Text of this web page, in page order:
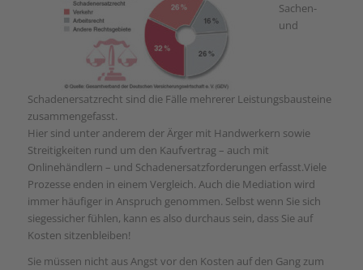
Sachen-
und
Schadenersatzrecht sind die Fälle mehrerer Leistungsbausteine
zusammengefasst.
Hier sind unter anderem der Ärger mit Handwerkern sowie
Streitigkeiten rund um den Kaufvertrag – auch mit
Onlinehändlern – und Schadenersatzforderungen erfasst.Viele
Prozesse enden in einem Vergleich. Auch die Mediation wird
immer häufiger in Anspruch genommen. Selbst wenn Sie sich
siegessicher fühlen, kann es also durchaus sein, dass Sie auf
Kosten sitzenbleiben!
Sie müssen nicht aus Angst vor den Kosten auf den Gang zum